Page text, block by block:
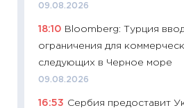
09.08.2026
18:10 Bloomberg: Турция
ограничения для
следующих в Черное море
09.08.2026
16:53 Сербия предоставит